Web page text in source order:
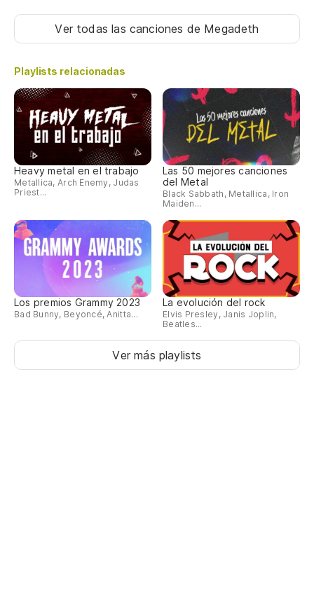
Ver todas las canciones de Megadeth
Playlists relacionadas
Heavy metal en el trabajo
Metallica, Arch Enemy, Judas
Priest...
Las 50 mejores canciones
del Metal
Black Sabbath, Metallica, Iron
Maiden...
Los premios Grammy 2023
Bad Bunny, Beyoncé, Anitta...
La evolución del rock
Elvis Presley, Janis Joplin,
Beatles...
Ver más playlists